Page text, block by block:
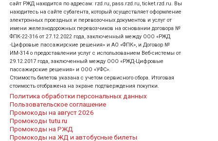
сайт РЖД находится по адресам: rzd.ru, pass.rzd.ru, ticket.rzd.ru. Вы
находитесь на сайте субагента, который осуществляет оформление
электронных проездных и перевозочных документов и услуг от
имени железнодорожных перевозчиков на основании договора №
ФПК-22-316 от 27.12.2022 года, заключенный между ООО «РЖД
-Цифровые пассажирские решения» и АО «ФПК», и Договор №
ИМ-314 о предоставлении услуг с использованием Веб-системы от
29.12.2017 года, заключенный между ООО «РЖД-Цифровые
пассажирские решения» и ООО «УФС».
Стоимость билетов указана с учетом сервисного сбора. Итоговая
стоимость отображена на экране подтверждения покупки.
Политика обработки персональных данных
Пользовательское соглашение
Промокоды на август 2026
Промокоды tutu.ru
Промокоды на РЖД
Промокоды на ЖД и автобусные билеты